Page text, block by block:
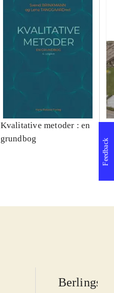
Kvalitative metoder : en
grundbog
Feedback